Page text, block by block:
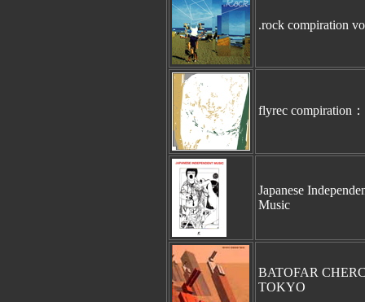
.rock compiration
flyrec compiration
Japanese
Music
BATOFAR
TOKYO